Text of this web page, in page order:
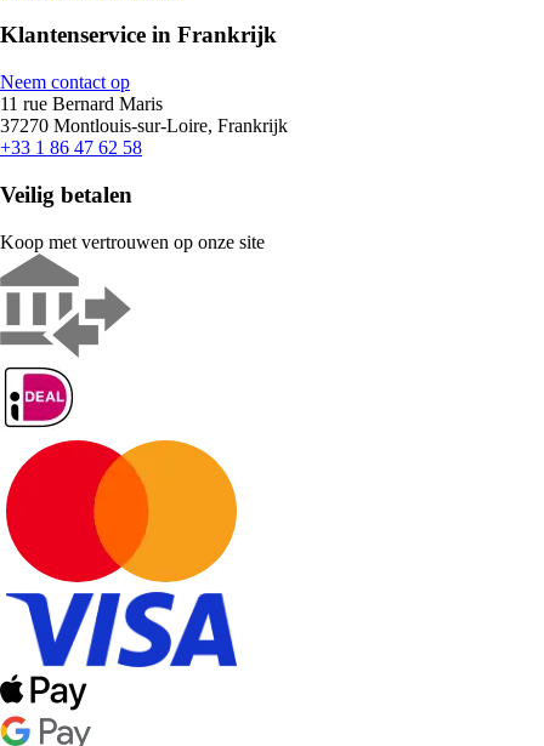
Klantenservice in Frankrijk
Neem contact op
11 rue Bernard Maris
37270 Montlouis-sur-Loire, Frankrijk
+33 1 86 47 62 58
Veilig betalen
Koop met vertrouwen op onze site